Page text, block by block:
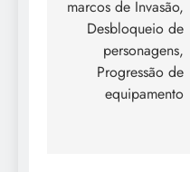
marcos de Invasão,
Desbloqueio de
personagens,
Progressão de
equipamento